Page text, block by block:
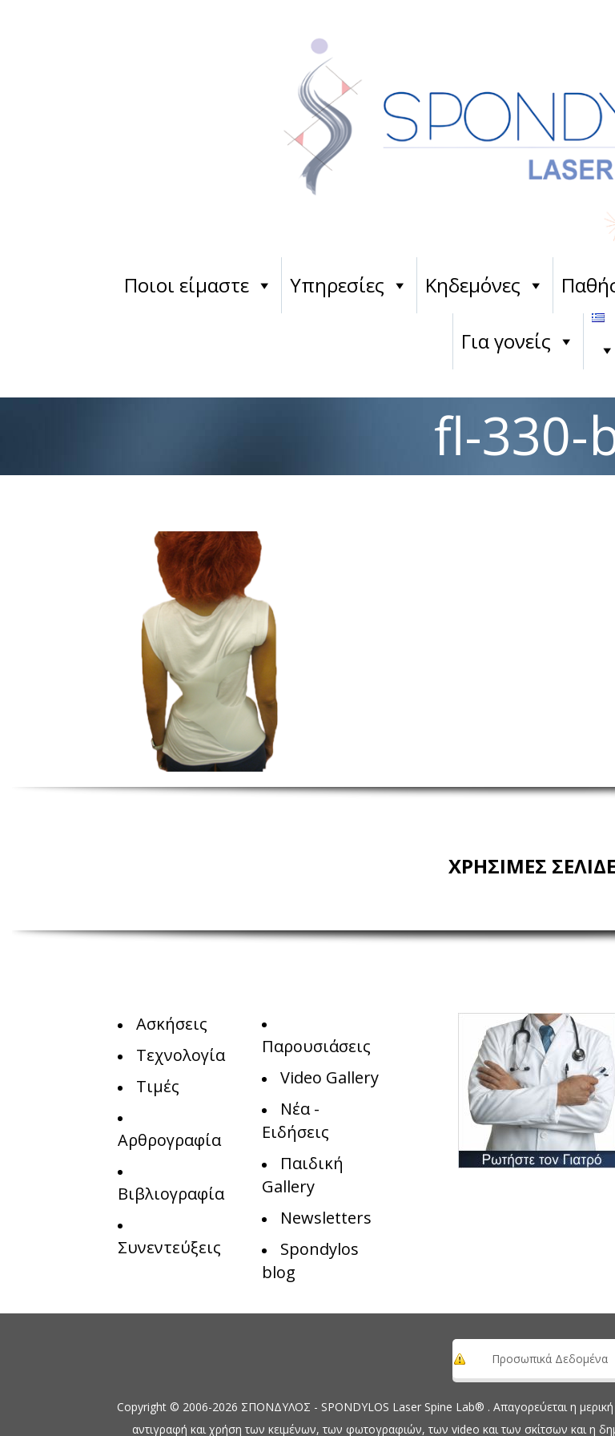
Ποιοι είμαστε Υπηρεσίες Κηδεμόνες
Για γονείς
fl-330-
ΧΡΗΣΙΜΕΣ
Ασκήσεις
Τεχνολογία
Τιμές
Αρθρογραφία
Βιβλιογραφία
Συνεντεύξεις
Παρουσιάσεις
Video Gallery
Νέα -
Ειδήσεις
Παιδική
Gallery
Newsletters
Spondylos
blog
Προσωπικά Δεδομένα
Copyright © 2006-2026 ΣΠΟΝΔΥΛΟΣ - SPONDYLOS Laser Spine Lab® . Απαγορεύεται η
αντιγραφή και χρήση των κειμένων, των φωτογραφιών, των video και των σκίτσων και η